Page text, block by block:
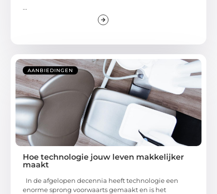
...
AANBIEDINGEN
Hoe technologie jouw leven makkelijker
maakt
In de afgelopen decennia heeft technologie een
enorme sprong voorwaarts gemaakt en is het